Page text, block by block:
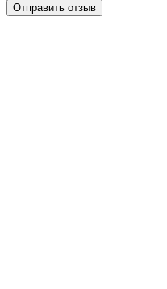
Отправить отзыв